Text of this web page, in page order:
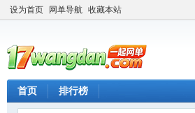
设为首页 网单导航 收藏本站
首页 排行榜